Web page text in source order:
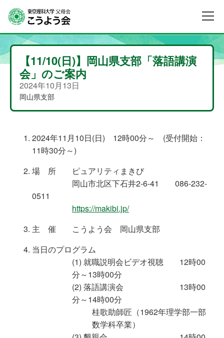
【11/10(日)】岡山県支部「落語講演
会」のご案内
2024年10月13日
岡山県支部
2024年11月10日(日) 12時00分～ (受付開始：
11時30分～)
場 所 ピュアリティまきび
岡山市北区下石井2-6-41 086-232-
0511
https://makibi.jp/
主 催 こうよう会 岡山県支部
当日のプログラム
(1) 就職説明会ビデオ視聴 12時00
分～13時00分
(2) 落語講演会 13時00
分～14時00分
桂歌助師匠（1962年理学部一部
数学科卒業）